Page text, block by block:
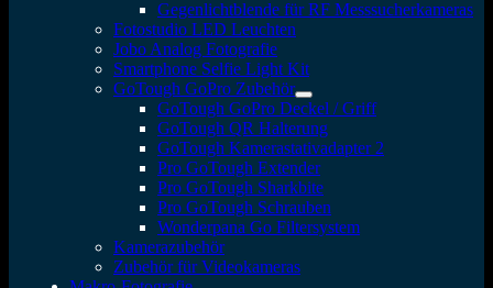
Gegenlichtblende für RF Messsucherkameras
Fotostudio LED Leuchten
Jobo Analog Fotografie
Smartphone Selfie Light Kit
GoTough GoPro Zubehör
GoTough GoPro Deckel / Griff
GoTough QR Halterung
GoTough Kamerastativadapter 2
Pro GoTough Extender
Pro GoTough Sharkbite
Pro GoTough Schrauben
Wonderpana Go Filtersystem
Kamerazubehör
Zubehör für Videokameras